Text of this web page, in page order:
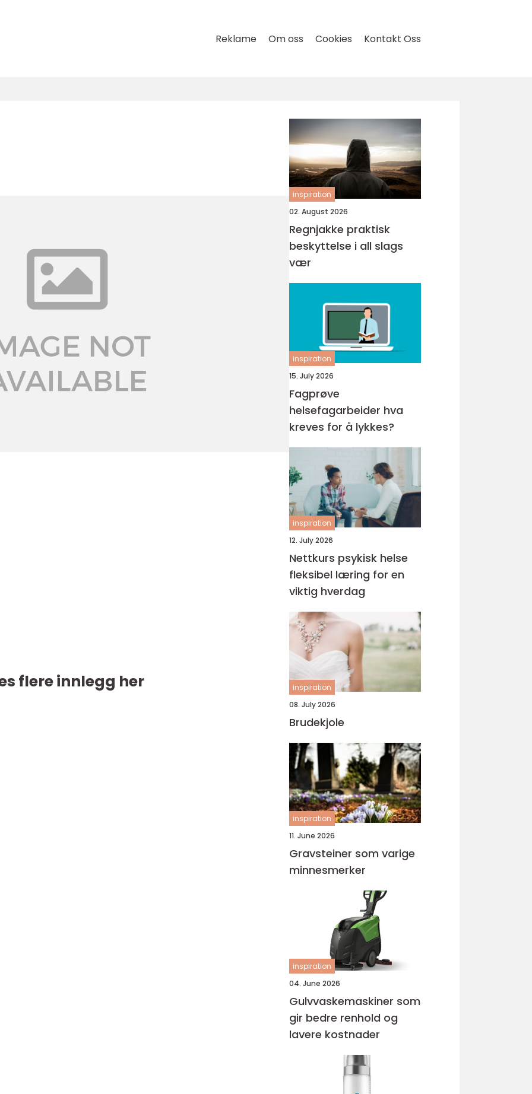
Reklame Om oss Cookies Kontakt Oss
flere innlegg her
inspiration
02. August 2026
Regnjakke praktisk
beskyttelse i all slags
vær
inspiration
15. July 2026
Fagprøve
helsefagarbeider hva
kreves for å lykkes?
inspiration
12. July 2026
Nettkurs psykisk helse
fleksibel læring for en
viktig hverdag
inspiration
08. July 2026
Brudekjole
inspiration
11. June 2026
Gravsteiner som varige
minnesmerker
inspiration
04. June 2026
Gulvvaskemaskiner som
gir bedre renhold og
lavere kostnader